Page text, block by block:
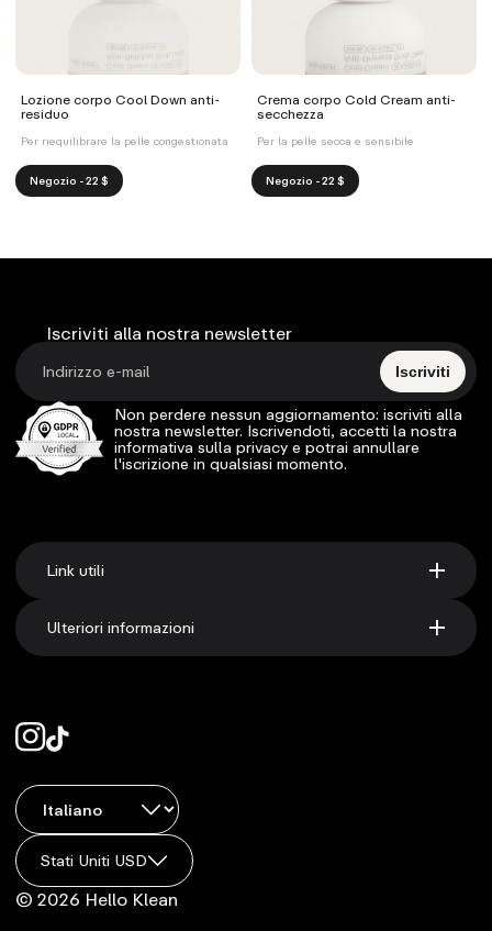
Lozione corpo Cool Down anti-
residuo
Per riequilibrare la pelle congestionata
Negozio - 22 $
Crema corpo Cold Cream anti-
secchezza
Per la pelle secca e sensibile
Negozio - 22 $
Iscriviti alla nostra newsletter
Iscriviti
Non perdere nessun aggiornamento: iscriviti alla
nostra newsletter. Iscrivendoti, accetti la nostra
informativa sulla privacy e potrai annullare
l'iscrizione in qualsiasi momento.
Link utili
Ulteriori informazioni
Stati Uniti USD
© 2026 Hello Klean